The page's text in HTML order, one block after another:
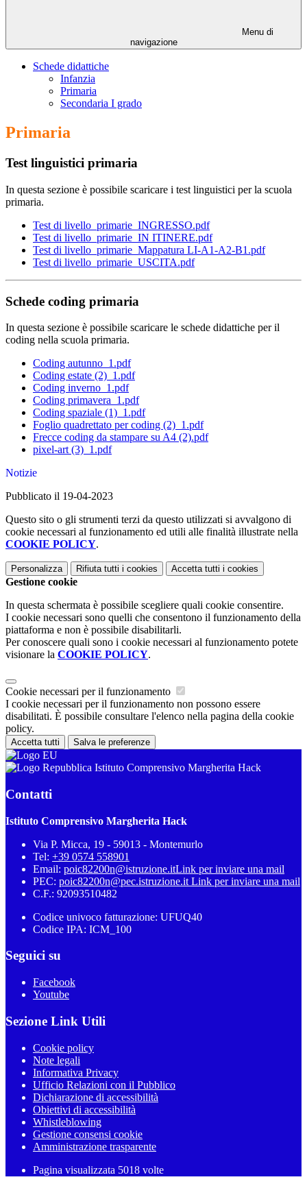
Menu di
navigazione
Schede didattiche
Infanzia
Primaria
Secondaria I grado
Primaria
Test linguistici primaria
In questa sezione è possibile scaricare i test linguistici per la scuola
primaria.
Test di livello_primarie_INGRESSO.pdf
Test di livello_primarie_IN ITINERE.pdf
Test di livello_primarie_Mappatura LI-A1-A2-B1.pdf
Test di livello_primarie_USCITA.pdf
Schede coding primaria
In questa sezione è possibile scaricare le schede didattiche per il
coding nella scuola primaria.
Coding autunno_1.pdf
Coding estate (2)_1.pdf
Coding inverno_1.pdf
Coding primavera_1.pdf
Coding spaziale (1)_1.pdf
Foglio quadrettato per coding (2)_1.pdf
Frecce coding da stampare su A4 (2).pdf
pixel-art (3)_1.pdf
Notizie
Pubblicato il 19-04-2023
Questo sito o gli strumenti terzi da questo utilizzati si avvalgono di
cookie necessari al funzionamento ed utili alle finalità illustrate nella
COOKIE POLICY.
Personalizza Rifiuta tutti i cookies Accetta tutti i cookies
Gestione cookie
In questa schermata è possibile scegliere quali cookie consentire.
I cookie necessari sono quelli che consentono il funzionamento della
piattaforma e non è possibile disabilitarli.
Per conoscere quali sono i cookie necessari al funzionamento potete
visionare la COOKIE POLICY.
Cookie necessari per il funzionamento
I cookie necessari per il funzionamento non possono essere
disabilitati. È possibile consultare l'elenco nella pagina della cookie
policy.
Accetta tutti Salva le preferenze
Istituto Comprensivo Margherita Hack
Contatti
Istituto Comprensivo Margherita Hack
Via P. Micca, 19 - 59013 - Montemurlo
Tel: +39 0574 558901
Email: poic82200n@istruzione.itLink per inviare una mail
PEC: poic82200n@pec.istruzione.it Link per inviare una mail
C.F.: 92093510482
Codice univoco fatturazione: UFUQ40
Codice IPA: ICM_100
Seguici su
Facebook
Youtube
Sezione Link Utili
Cookie policy
Note legali
Informativa Privacy
Ufficio Relazioni con il Pubblico
Dichiarazione di accessibilità
Obiettivi di accessibilità
Whistleblowing
Gestione consensi cookie
Amministrazione trasparente
Pagina visualizzata 5018 volte